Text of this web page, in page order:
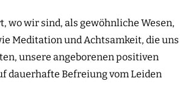
wo wir sind, als gewöhnliche Wesen,
Meditation und Achtsamkeit, die uns
unsere angeborenen positiven
dauerhafte Befreiung vom Leiden